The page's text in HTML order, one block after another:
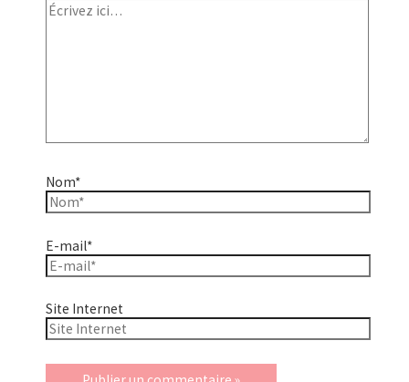
Nom*
E-mail*
Site Internet